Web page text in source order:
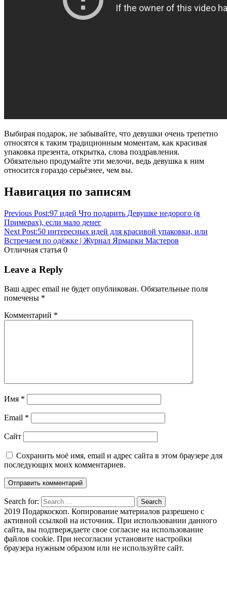
Выбирая подарок, не забывайте, что девушки очень трепетно
относятся к таким традиционным моментам, как красивая
упаковка презента, открытка, слова поздравления.
Обязательно продумайте эти мелочи, ведь девушка к ним
относится гораздо серьёзнее, чем вы.
50
лучшихвпечатлениядевушкедень
Навигация по записям
Previous Post:97 идей Что подарить Девушке недорого (в
Примерах), если мало денег
Next Post:50 интересных идей для красивой упаковки, или
Встречаем по одёжке | Журнал Ярмарки Мастеров
Отличная статья 0
Leave a Reply
Ваш адрес email не будет опубликован. Обязательные поля
помечены *
Комментарий *
Имя *
Email *
Сайт
Сохранить моё имя, email и адрес сайта в этом браузере для
последующих моих комментариев.
Search for: Search
2019 Подаркоскоп. Копирование материалов разрешено с
активной ссылкой на источник. При использовании данного
сайта, вы подтверждаете свое согласие на использование
файлов cookie. При несогласии установите настройки
браузера нужным образом или не используйте сайт.